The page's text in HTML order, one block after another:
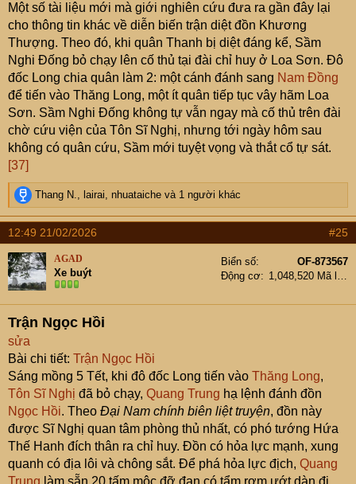
Một số tài liệu mới mà giới nghiên cứu đưa ra gần đây lại
cho thông tin khác về diễn biến trận diệt đồn Khương
Thượng. Theo đó, khi quân Thanh bị diệt đáng kể, Sầm
Nghi Đống bỏ chạy lên cố thủ tại đài chỉ huy ở Loa Sơn. Đô
đốc Long chia quân làm 2: một cánh đánh sang Nam Đồng
để tiến vào Thăng Long, một ít quân tiếp tục vây hãm Loa
Sơn. Sầm Nghi Đống không tự vẫn ngay mà cố thủ trên đài
chờ cứu viện của Tôn Sĩ Nghị, nhưng tới ngày hôm sau
không có quân cứu, Sầm mới tuyệt vọng và thắt cổ tự sát.
[37]
R
e
a
c
t
i
o
n
s
:
Thang N., lairai, nhuataiche và 1 người khác
12:49 21/02/2026 #25
AGAD
Xe buýt
Biển số
OF-873567
Động cơ
1,048,520 Mã lực
Trận Ngọc Hồi
sửa
Bài chi tiết: Trận Ngọc Hồi
Sáng mồng 5 Tết, khi đô đốc Long tiến vào Thăng Long,
Tôn Sĩ Nghị đã bỏ chạy, Quang Trung hạ lệnh đánh đồn
Ngọc Hồi. Theo Đại Nam chính biên liệt truyện, đồn này
được Sĩ Nghị quan tâm phòng thủ nhất, có phó tướng Hứa
Thế Hanh đích thân ra chỉ huy. Đồn có hỏa lực mạnh, xung
quanh có địa lôi và chông sắt. Để phá hỏa lực địch, Quang
Trung làm sẵn 20 tấm mộc đỡ đạn có tẩm rơm ướt dàn đi